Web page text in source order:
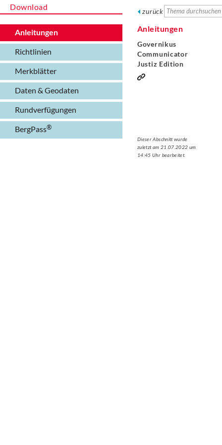
Download
Anleitungen
Richtlinien
Merkblätter
Daten & Geodaten
Rundverfügungen
BergPass
zurück
Anleitungen
Governikus
Communicator
Justiz Edition
Dieser Abschnitt wurde
zuletzt am 21.07.2022 um
14:45 Uhr bearbeitet.